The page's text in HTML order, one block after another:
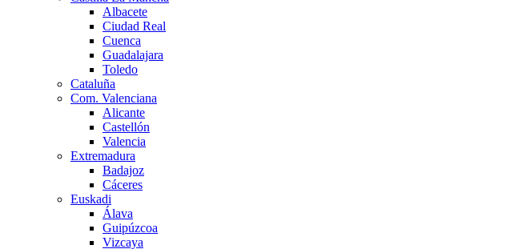
Albacete
Ciudad Real
Cuenca
Guadalajara
Toledo
Cataluña
Com. Valenciana
Alicante
Castellón
Valencia
Extremadura
Badajoz
Cáceres
Euskadi
Álava
Guipúzcoa
Vizcaya